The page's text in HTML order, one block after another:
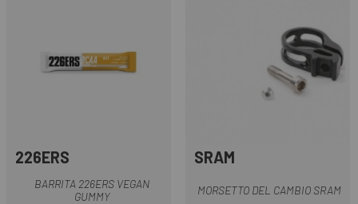
226ERS
BARRITA 226ERS VEGAN
GUMMY
SRAM
MORSETTO DEL CAMBIO SRAM